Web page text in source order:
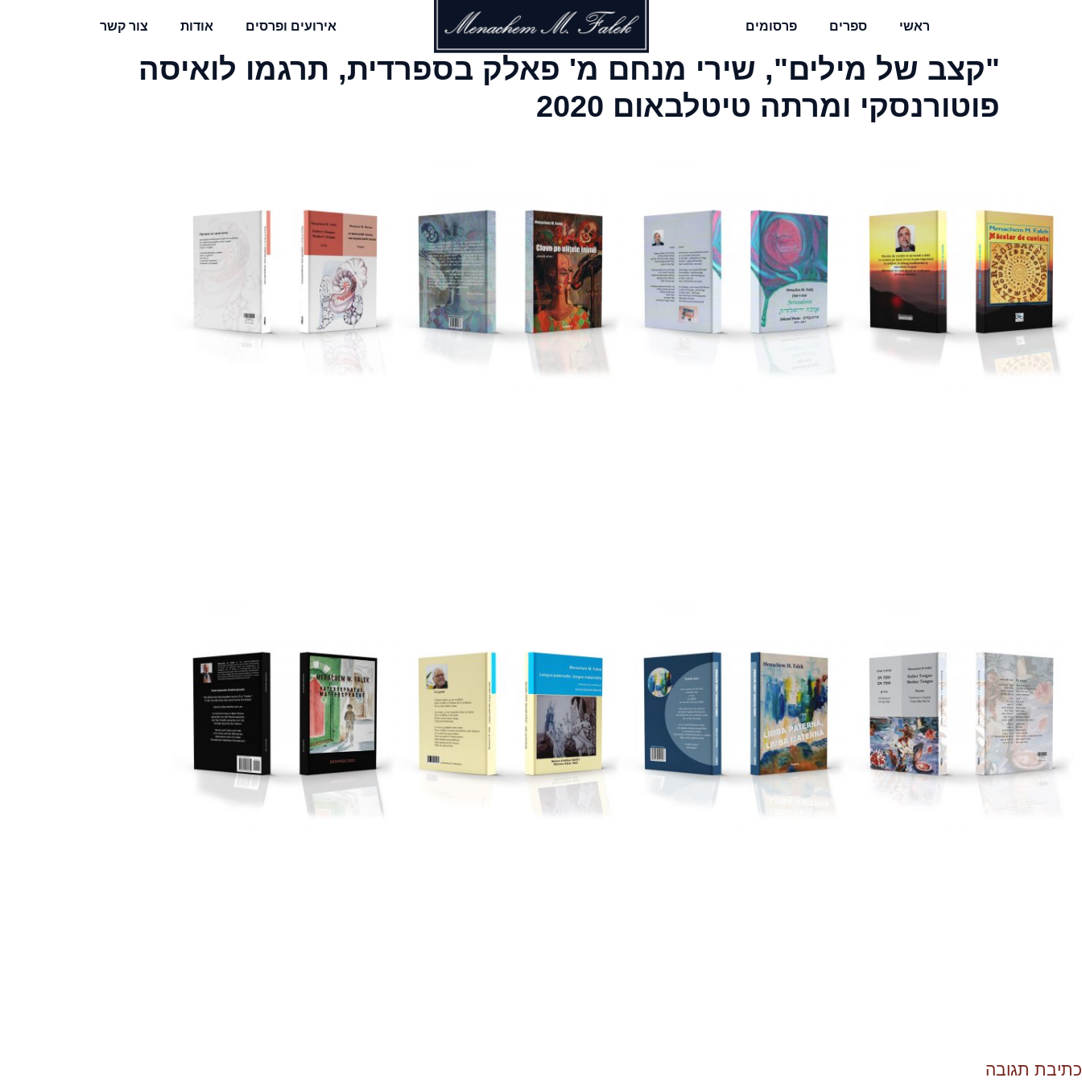
ראשי ספרים פרסומים אירועים ופרסים אודות צור קשר
"קצב של מילים", שירי מנחם מ' פאלק בספרדית, תרגמו לואיסה
פוטורנסקי ומרתה טיטלבאום 2020
כתיבת תגובה